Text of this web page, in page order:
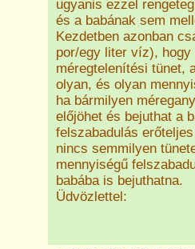
ugyanis ezzel
és a babának sem
Kezdetben azonban
por/egy liter víz),
méregtelenítési tünet,
olyan, és olyan
ha bármilyen
előjöhet és bejuthat a
felszabadulás
nincs semmilyen
mennyiségű
babába is bejuthatna.
Üdvözlettel: